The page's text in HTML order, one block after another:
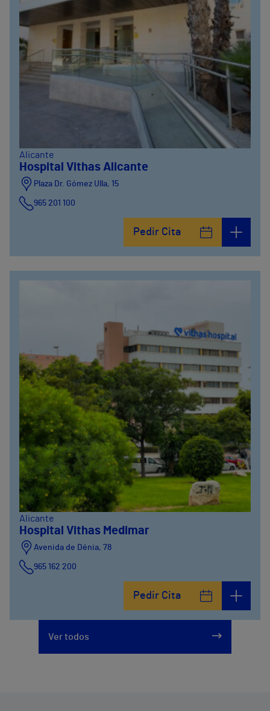
Alicante
Hospital Vithas Alicante
Plaza Dr. Gómez Ulla, 15
965 201 100
Pedir Cita
Alicante
Hospital Vithas Medimar
Avenida de Dénia, 78
965 162 200
Pedir Cita
Ver todos